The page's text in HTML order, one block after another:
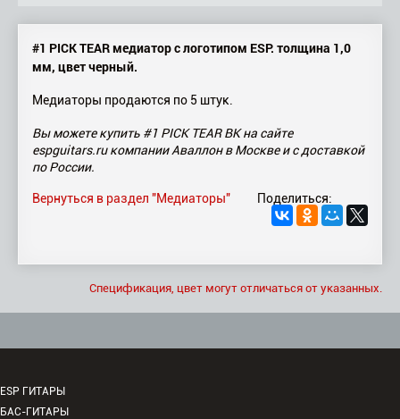
#1 PICK TEAR медиатор с логотипом ESP. толщина 1,0
мм, цвет черный.
Медиаторы продаются по 5 штук.
Вы можете купить #1 PICK TEAR BK на сайте
espguitars.ru компании Аваллон в Москве и с доставкой
по России.
Поделиться:
Вернуться в раздел "Медиаторы"
Спецификация, цвет могут отличаться от указанных.
ESP ГИТАРЫ
БАС-ГИТАРЫ